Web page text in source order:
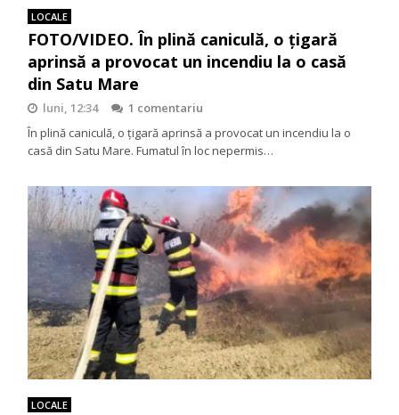
LOCALE
FOTO/VIDEO. În plină caniculă, o țigară
aprinsă a provocat un incendiu la o casă
din Satu Mare
luni, 12:34
1 comentariu
În plină caniculă, o țigară aprinsă a provocat un incendiu la o
casă din Satu Mare. Fumatul în loc nepermis…
LOCALE